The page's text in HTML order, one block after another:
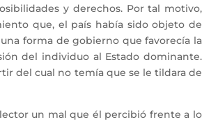
y derechos. Por tal motivo,
que, el país había sido objeto de
forma de gobierno que favorecía la
del individuo al Estado dominante.
del cual no temía que se le tildara de
un mal que él percibió frente a lo